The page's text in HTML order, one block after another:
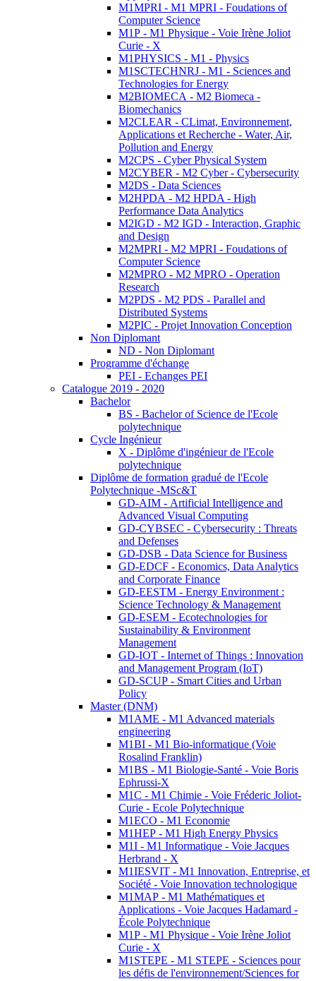
M1MPRI - M1 MPRI - Foudations of
Computer Science
M1P - M1 Physique - Voie Irène Joliot
Curie - X
M1PHYSICS - M1 - Physics
M1SCTECHNRJ - M1 - Sciences and
Technologies for Energy
M2BIOMECA - M2 Biomeca -
Biomechanics
M2CLEAR - CLimat, Environnement,
Applications et Recherche - Water, Air,
Pollution and Energy
M2CPS - Cyber Physical System
M2CYBER - M2 Cyber - Cybersecurity
M2DS - Data Sciences
M2HPDA - M2 HPDA - High
Performance Data Analytics
M2IGD - M2 IGD - Interaction, Graphic
and Design
M2MPRI - M2 MPRI - Foudations of
Computer Science
M2MPRO - M2 MPRO - Operation
Research
M2PDS - M2 PDS - Parallel and
Distributed Systems
M2PIC - Projet Innovation Conception
Non Diplomant
ND - Non Diplomant
Programme d'échange
PEI - Echanges PEI
Catalogue 2019 - 2020
Bachelor
BS - Bachelor of Science de l'Ecole
polytechnique
Cycle Ingénieur
X - Diplôme d'ingénieur de l'Ecole
polytechnique
Diplôme de formation gradué de l'Ecole
Polytechnique -MSc&T
GD-AIM - Artificial Intelligence and
Advanced Visual Computing
GD-CYBSEC - Cybersecurity : Threats
and Defenses
GD-DSB - Data Science for Business
GD-EDCF - Economics, Data Analytics
and Corporate Finance
GD-EESTM - Energy Environment :
Science Technology & Management
GD-ESEM - Ecotechnologies for
Sustainability & Environment
Management
GD-IOT - Internet of Things : Innovation
and Management Program (IoT)
GD-SCUP - Smart Cities and Urban
Policy
Master (DNM)
M1AME - M1 Advanced materials
engineering
M1BI - M1 Bio-informatique (Voie
Rosalind Franklin)
M1BS - M1 Biologie-Santé - Voie Boris
Ephrussi-X
M1C - M1 Chimie - Voie Fréderic Joliot-
Curie - Ecole Polytechnique
M1ECO - M1 Economie
M1HEP - M1 High Energy Physics
M1I - M1 Informatique - Voie Jacques
Herbrand - X
M1IESVIT - M1 Innovation, Entreprise, et
Société - Voie Innovation technologique
M1MAP - M1 Mathématiques et
Applications - Voie Jacques Hadamard -
École Polytechnique
M1P - M1 Physique - Voie Irène Joliot
Curie - X
M1STEPE - M1 STEPE - Sciences pour
les défis de l'environnement/Sciences for